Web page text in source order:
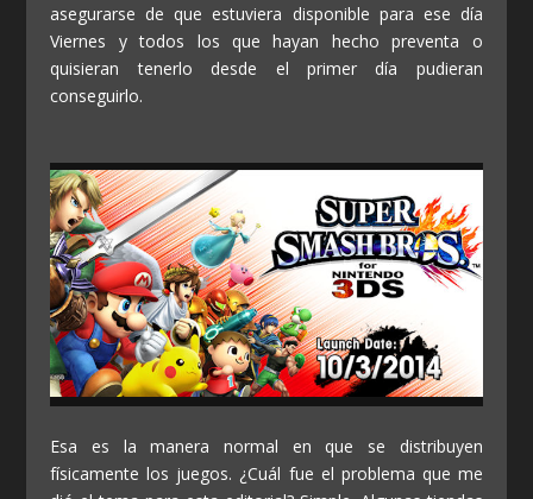
asegurarse de que estuviera disponible para ese día
Viernes y todos los que hayan hecho preventa o
quisieran tenerlo desde el primer día pudieran
conseguirlo.
Esa es la manera normal en que se distribuyen
físicamente los juegos. ¿Cuál fue el problema que me